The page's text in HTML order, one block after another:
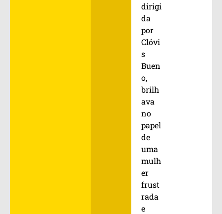
dirigi
da
por
Clóvi
s
Buen
o,
brilh
ava
no
papel
de
uma
mulh
er
frust
rada
e